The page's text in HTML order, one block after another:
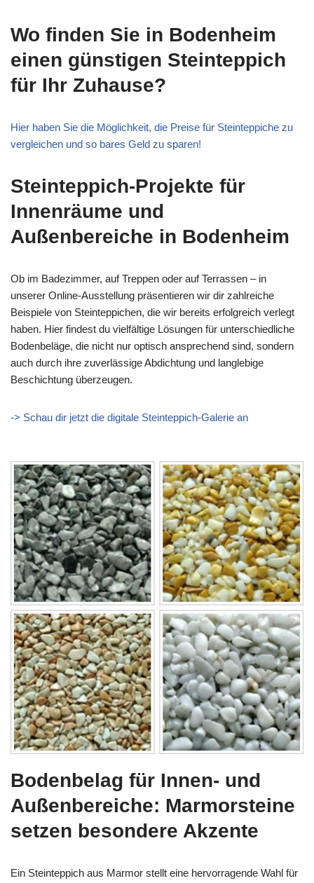
Wo finden Sie in Bodenheim
einen günstigen Steinteppich
für Ihr Zuhause?
Hier haben Sie die Möglichkeit, die Preise für Steinteppiche zu
vergleichen und so bares Geld zu sparen!
Steinteppich-Projekte für
Innenräume und
Außenbereiche in Bodenheim
Ob im Badezimmer, auf Treppen oder auf Terrassen – in
unserer Online-Ausstellung präsentieren wir dir zahlreiche
Beispiele von Steinteppichen, die wir bereits erfolgreich verlegt
haben. Hier findest du vielfältige Lösungen für unterschiedliche
Bodenbeläge, die nicht nur optisch ansprechend sind, sondern
auch durch ihre zuverlässige Abdichtung und langlebige
Beschichtung überzeugen.
-> Schau dir jetzt die digitale Steinteppich-Galerie an
Bodenbelag für Innen- und
Außenbereiche: Marmorsteine
setzen besondere Akzente
Ein Steinteppich aus Marmor stellt eine hervorragende Wahl für